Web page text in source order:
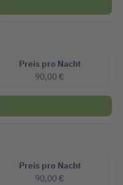
Preis pro Nacht
90,00 €
Preis pro Nacht
90,00 €